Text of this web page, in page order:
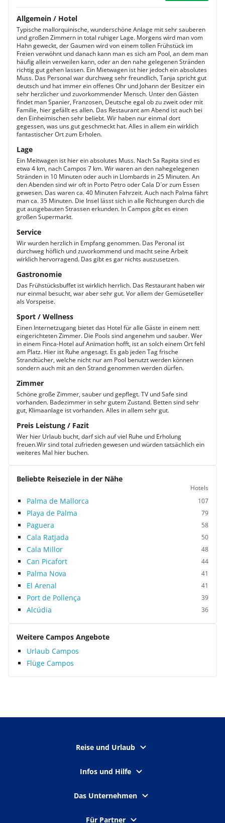
Allgemein / Hotel
Typische mallorquinische, wunderschöne Anlage mit sehr sauberen
und großen Zimmern in total ruhiger Lage. Morgens wird man vom
Hahn geweckt, der Gaumen wird von einem tollen Frühstück im
Freien verwöhnt und danach kann man es sich am Pool, an dem man
häufig allein verweilen kann, oder an den nahe gelegenen Stränden
richtig gut gehen lassen. Ein Mietwagen ist hier jedoch ein absolutes
Muss. Das Personal war durchweg sehr freundlich, Tanja spricht gut
deutsch und hat immer ein offenes Ohr und Johann der Besitzer ein
sehr herzlicher und zuvorkommender Mensch. Unter den Gästen
findet man Spanier, Franzosen, Deutsche egal ob zu zweit oder mit
Familie, hier gefällt es allen. Das Restaurant am Abend ist auch bei
den Einheimischen sehr beliebt. Wir haben nur einmal dort
gegessen, was uns gut geschmeckt hat. Alles in allem ein wirklich
fantastischer Ort zum Erholen.
Lage
Ein Meitwagen ist hier ein absolutes Muss. Nach Sa Rapita sind es
etwa 4 km, nach Campos 7 km. Wir waren an den nahegelegenen
Stränden in 10 Minuten oder auch in Llombards in 25 Minuten. An
den Abenden sind wir oft in Porto Petro oder Cala D´or zum Essen
gewesen. Das waren ca. 40 Minuten Fahrzeit. Auch nach Palma fährt
man ca. 35 Minuten. Die Insel lässt sich in alle Richtungen durch die
gut ausgebauten Strassen erkunden. In Campos gibt es einen
großen Supermarkt.
Service
Wir wurden herzlich in Empfang genommen. Das Peronal ist
durchweg höflich und zuvorkommend und macht seine Arbeit
wirklich hervorragend. Das gibt es gar nichts auszusetzen.
Gastronomie
Das Frühstücksbuffet ist wirklich herrlich. Das Restaurant haben wir
nur einmal besucht, war aber sehr gut. Vor allem der Gemüseteller
als Vorspeise.
Sport / Wellness
Einen Internetzugang bietet das Hotel für alle Gäste in einem nett
eingerichteten Zimmer. Die Pools sind angenehm und sauber. Wer
in einem Finca-Hotel auf Animation hofft, ist an solch einem Ort fehl
am Platz. Hier ist Ruhe angesagt. Es gab jeden Tag frische
Strandtücher, welche nicht nur am Pool benutzt werden können
sondern auch mit an den Strand genommen werden dürfen.
Zimmer
Schöne große Zimmer, sauber und gepflegt. TV und Safe sind
vorhanden. Badezimmer in sehr gutem Zustand. Betten sind sehr
gut, Klimaanlage ist vorhanden. Alles in allem sehr gut.
Preis Leistung / Fazit
Wer hier Urlaub bucht, darf sich auf viel Ruhe und Erholung
freuen.Wir sind total zufrieden gewesen und würden tatsächlich ein
weiteres Mal hier buchen.
Beliebte Reiseziele in der Nähe
Hotels
Palma de Mallorca 107
Playa de Palma 79
Paguera 58
Cala Ratjada 50
Cala Millor 48
Can Picafort 44
Palma Nova 41
El Arenal 41
Port de Pollença 39
Alcúdia 36
Weitere Campos Angebote
Urlaub Campos
Flüge Campos
Reise und Urlaub
Infos und Hilfe
Das Unternehmen
Für Partner